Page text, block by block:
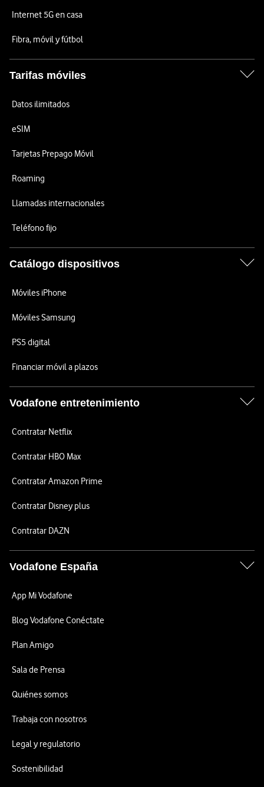
Internet 5G en casa
Fibra, móvil y fútbol
Tarifas móviles
Datos ilimitados
eSIM
Tarjetas Prepago Móvil
Roaming
Llamadas internacionales
Teléfono fijo
Catálogo dispositivos
Móviles iPhone
Móviles Samsung
PS5 digital
Financiar móvil a plazos
Vodafone entretenimiento
Contratar Netflix
Contratar HBO Max
Contratar Amazon Prime
Contratar Disney plus
Contratar DAZN
Vodafone España
App Mi Vodafone
Blog Vodafone Conéctate
Plan Amigo
Sala de Prensa
Quiénes somos
Trabaja con nosotros
Legal y regulatorio
Sostenibilidad